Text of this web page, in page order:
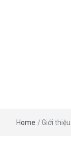
Home /Giới thiệu